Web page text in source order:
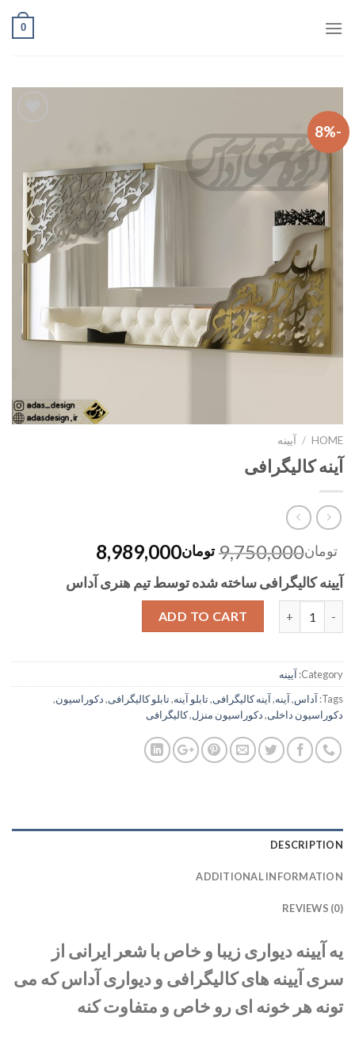
0
-8%
مندی
ها
HOME
/ آیینه
آینه کالیگرافی
تومان9,750,000 تومان8,989,000
آیینه کالیگرافی ساخته شده توسط تیم هنری آداس
ADD TO CART
Category: آیینه
Tags: آداس,آینه,آینه کالیگرافی,تابلو آینه,تابلو کالیگرافی,دکوراسیون,
دکوراسیون داخلی,دکوراسیون منزل,کالیگرافی
DESCRIPTION
ADDITIONAL INFORMATION
REVIEWS (0)
یه آیینه دیواری زیبا و خاص با شعر ایرانی از
سری آیینه های کالیگرافی و دیواری آداس که می
تونه هر خونه ای رو خاص و متفاوت کنه